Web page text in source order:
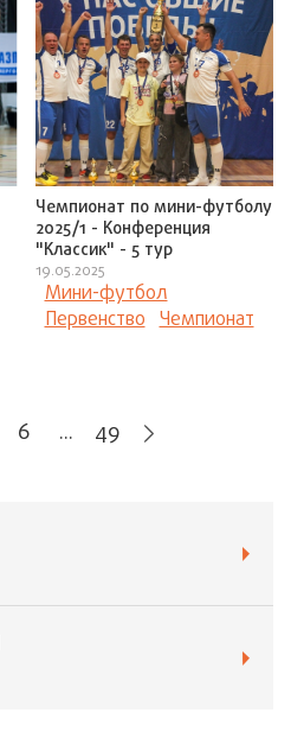
Чемпионат по мини-футболу
2025/1 - Конференция
"Классик" - 5 тур
19.05.2025
Мини-футбол
Первенство Чемпионат
6 ... 49